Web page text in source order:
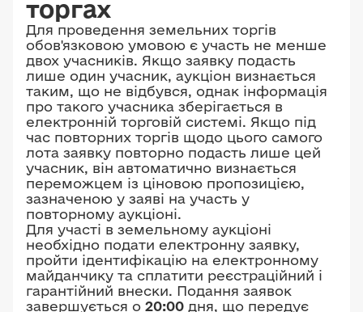
торгах
Для проведення земельних торгів
обов'язковою умовою є участь не менше
двох учасників. Якщо заявку подасть
лише один учасник, аукціон визнається
таким, що не відбувся, однак інформація
про такого учасника зберігається в
електронній торговій системі. Якщо під
час повторних торгів щодо цього самого
лота заявку повторно подасть лише цей
учасник, він автоматично визнається
переможцем із ціновою пропозицією,
зазначеною у заяві на участь у
повторному аукціоні.
Для участі в земельному аукціоні
необхідно подати електронну заявку,
пройти ідентифікацію на електронному
майданчику та сплатити реєстраційний і
гарантійний внески. Подання заявок
завершується о 20:00 дня, що передує